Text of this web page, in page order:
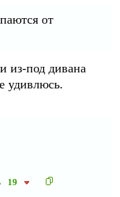
от
из-под дивана
удивлюсь.
19